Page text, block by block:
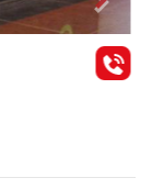
Next